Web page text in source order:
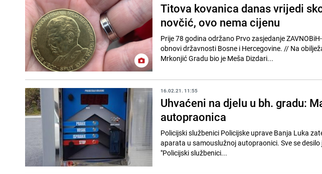
Titova kovanica danas vrijedi
novčić, ovo nema cijenu
Prije 78 godina održano Prvo zasjedanje
obnovi državnosti Bosne i Hercegovine. // Na obilježavanju ZAVNOBIH-a i Dana državnosti BiH u
Mrkonjić Gradu bio je Meša Dizdari...
16.02.21. 11:55
Uhvaćeni na djelu u bh. gradu:
autopraonica
Policijski službenici Policijske uprave Banja Luka
aparata u samouslužnoj autopraonici. Sve se desilo
"Policijski službenici...